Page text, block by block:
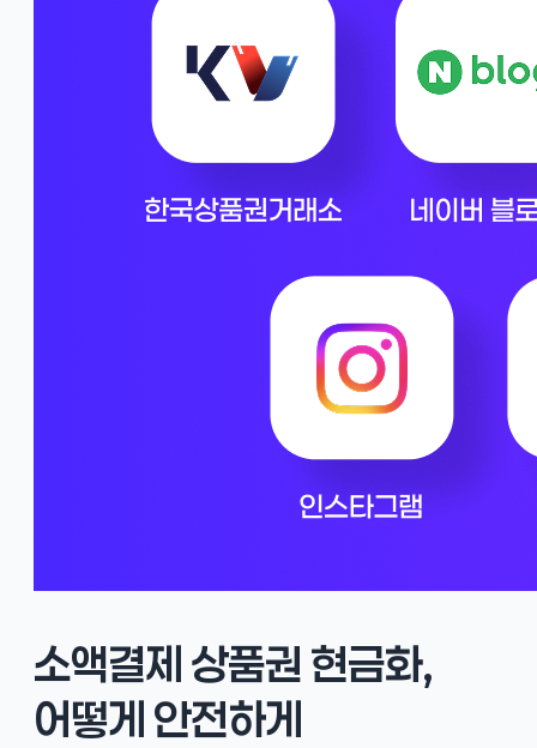
소액결제 상품권 현금화,
어떻게 안전하게